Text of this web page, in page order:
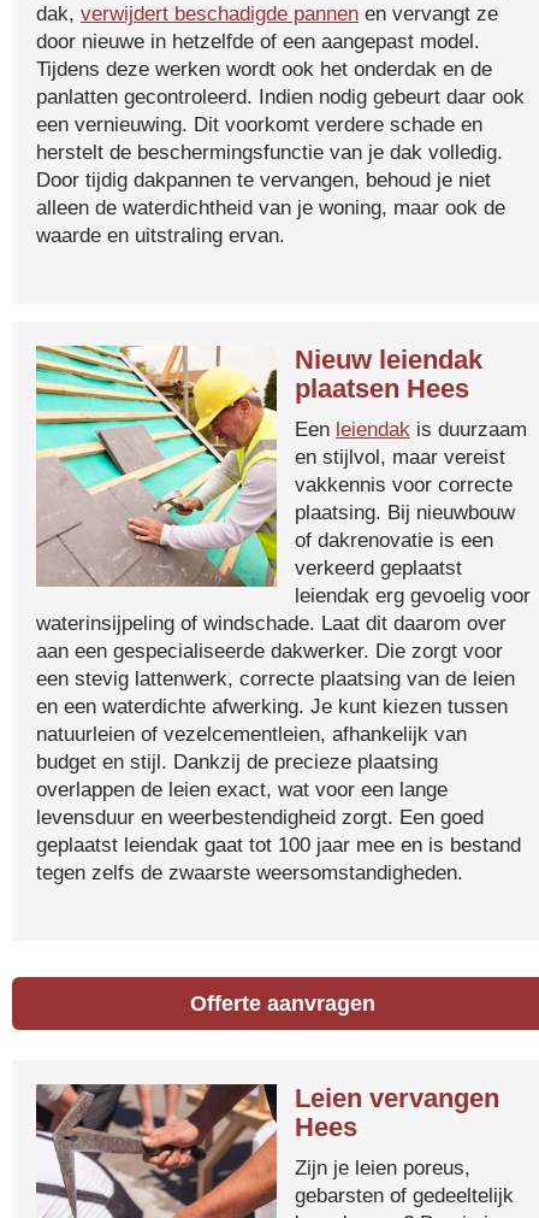
dak, verwijdert beschadigde pannen en vervangt ze
door nieuwe in hetzelfde of een aangepast model.
Tijdens deze werken wordt ook het onderdak en de
panlatten gecontroleerd. Indien nodig gebeurt daar ook
een vernieuwing. Dit voorkomt verdere schade en
herstelt de beschermingsfunctie van je dak volledig.
Door tijdig dakpannen te vervangen, behoud je niet
alleen de waterdichtheid van je woning, maar ook de
waarde en uitstraling ervan.
Nieuw leiendak
plaatsen Hees
Een leiendak is duurzaam
en stijlvol, maar vereist
vakkennis voor correcte
plaatsing. Bij nieuwbouw
of dakrenovatie is een
verkeerd geplaatst
leiendak erg gevoelig voor
waterinsijpeling of windschade. Laat dit daarom over
aan een gespecialiseerde dakwerker. Die zorgt voor
een stevig lattenwerk, correcte plaatsing van de leien
en een waterdichte afwerking. Je kunt kiezen tussen
natuurleien of vezelcementleien, afhankelijk van
budget en stijl. Dankzij de precieze plaatsing
overlappen de leien exact, wat voor een lange
levensduur en weerbestendigheid zorgt. Een goed
geplaatst leiendak gaat tot 100 jaar mee en is bestand
tegen zelfs de zwaarste weersomstandigheden.
Offerte aanvragen
Leien vervangen
Hees
Zijn je leien poreus,
gebarsten of gedeeltelijk